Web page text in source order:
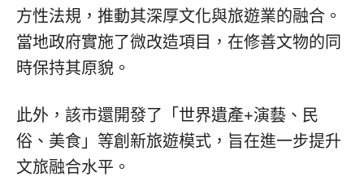
方性法規，推動其深厚文化與旅遊業的融合。
當地政府實施了微改造項目，在修善文物的同
時保持其原貌。
此外，該市還開發了「世界遺產+演藝、民
俗、美食」等創新旅遊模式，旨在進一步提升
文旅融合水平。